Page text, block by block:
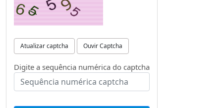
Atualizar captcha Ouvir Captcha
Digite a sequência numérica do captcha